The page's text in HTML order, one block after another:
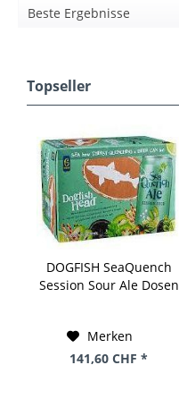
Topseller
DOGFISH SeaQuench
Session Sour Ale Dosen
Merken
141,60 CHF *